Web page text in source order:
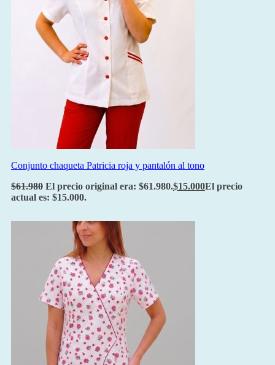
Conjunto chaqueta Patricia roja y pantalón al tono
$61.980 El precio original era: $61.980.$15.000El precio
actual es: $15.000.